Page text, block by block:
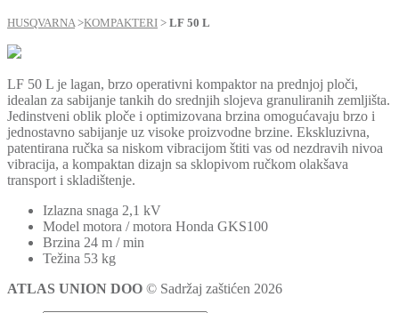
HUSQVARNA>KOMPAKTERI > LF 50 L
LF 50 L je lagan, brzo operativni kompaktor na prednjoj ploči,
idealan za sabijanje tankih do srednjih slojeva granuliranih zemljišta.
Jedinstveni oblik ploče i optimizovana brzina omogućavaju brzo i
jednostavno sabijanje uz visoke proizvodne brzine. Ekskluzivna,
patentirana ručka sa niskom vibracijom štiti vas od nezdravih nivoa
vibracija, a kompaktan dizajn sa sklopivom ručkom olakšava
transport i skladištenje.
Izlazna snaga 2,1 kV
Model motora / motora Honda GKS100
Brzina 24 m / min
Težina 53 kg
ATLAS UNION DOO © Sadržaj zaštićen 2026